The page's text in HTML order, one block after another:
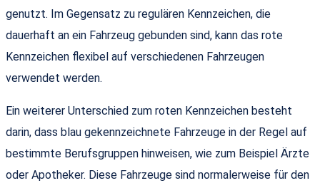
genutzt. Im Gegensatz zu regulären Kennzeichen, die
dauerhaft an ein Fahrzeug gebunden sind, kann das rote
Kennzeichen flexibel auf verschiedenen Fahrzeugen
verwendet werden.
Ein weiterer Unterschied zum roten Kennzeichen besteht
darin, dass blau gekennzeichnete Fahrzeuge in der Regel auf
bestimmte Berufsgruppen hinweisen, wie zum Beispiel Ärzte
oder Apotheker. Diese Fahrzeuge sind normalerweise für den